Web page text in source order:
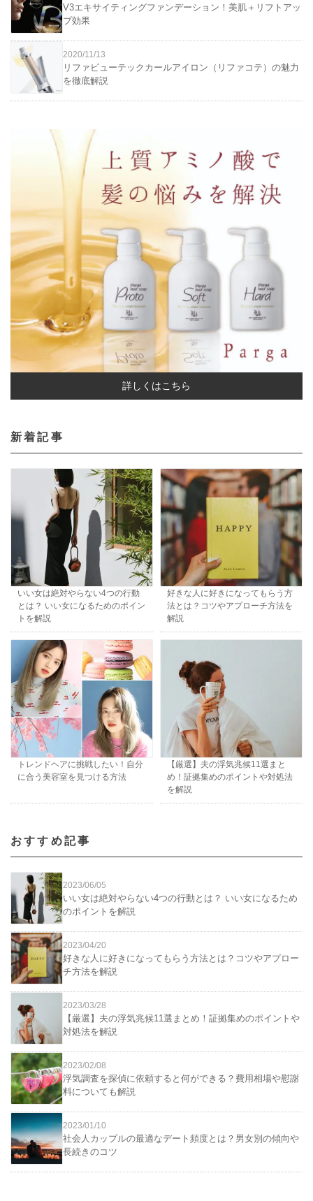
V3エキサイティングファンデーション！美肌＋リフトアッ
プ効果
2020/11/13
リファビューテックカールアイロン（リファコテ）の魅力
を徹底解説
詳しくはこちら
新着記事
いい女は絶対やらない4つの行動
とは？ いい女になるためのポイン
トを解説
好きな人に好きになってもらう方
法とは？コツやアプローチ方法を
解説
トレンドヘアに挑戦したい！自分
に合う美容室を見つける方法
【厳選】夫の浮気兆候11選まと
め！証拠集めのポイントや対処法
を解説
おすすめ記事
2023/06/05
いい女は絶対やらない4つの行動とは？ いい女になるため
のポイントを解説
2023/04/20
好きな人に好きになってもらう方法とは？コツやアプロー
チ方法を解説
2023/03/28
【厳選】夫の浮気兆候11選まとめ！証拠集めのポイントや
対処法を解説
2023/02/08
浮気調査を探偵に依頼すると何ができる？費用相場や慰謝
料についても解説
2023/01/10
社会人カップルの最適なデート頻度とは？男女別の傾向や
長続きのコツ